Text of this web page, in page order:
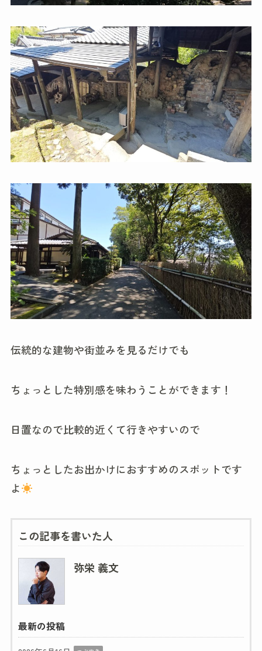
伝統的な建物や街並みを見るだけでも
ちょっとした特別感を味わうことができます！
日置なので比較的近くて行きやすいので
ちょっとしたお出かけにおすすめのスポットです
よ
この記事を書いた人
弥栄 義文
最新の投稿